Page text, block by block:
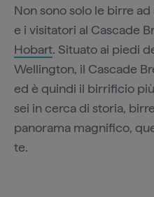
Non sono solo le birre
e i visitatori al Cascade
Hobart. Situato ai piedi
Wellington, il Cascade
ed è quindi il birrificio
sei in cerca di storia,
panorama magnifico,
te.